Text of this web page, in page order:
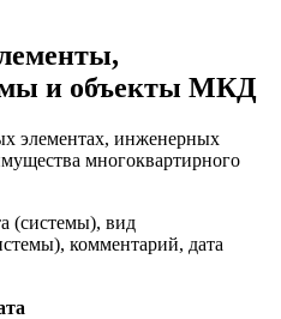
и объекты МКД
элементах, инженерных
многоквартирного
(системы), вид
комментарий, дата